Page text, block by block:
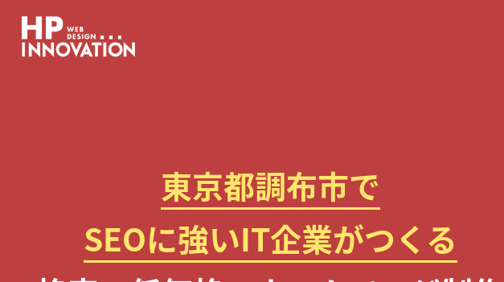
東京都調布市で
SEOに強いIT企業がつくる